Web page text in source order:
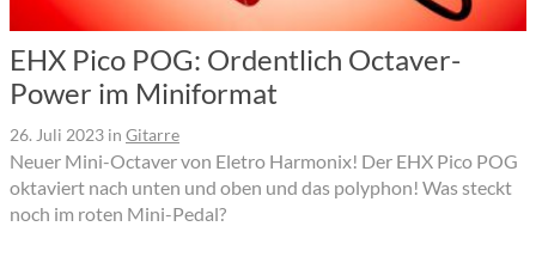
EHX Pico POG: Ordentlich Octaver-
Power im Miniformat
26. Juli 2023 in Gitarre
Neuer Mini-Octaver von Eletro Harmonix! Der EHX Pico POG
oktaviert nach unten und oben und das polyphon! Was steckt
noch im roten Mini-Pedal?